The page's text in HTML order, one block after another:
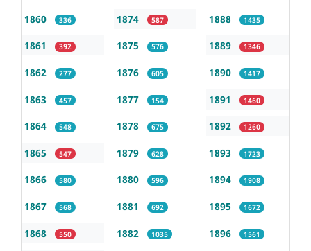
1860 336
1861 392
1862 277
1863 457
1864 548
1865 547
1866 580
1867 568
1868 550
1874 587
1875 576
1876 605
1877 154
1878 675
1879 628
1880 596
1881 692
1882 1035
1888 1435
1889 1346
1890 1417
1891 1460
1892 1260
1893 1723
1894 1908
1895 1672
1896 1561